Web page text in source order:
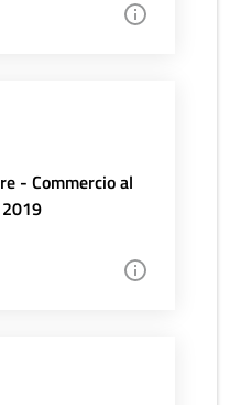
- Commercio al